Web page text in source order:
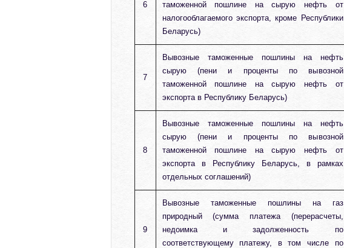
6
таможенной пошлине на сырую нефть от
налогооблагаемого экспорта, кроме Республики
Беларусь)
7
Вывозные таможенные пошлины на нефть
сырую (пени и проценты по вывозной
таможенной пошлине на сырую нефть от
экспорта в Республику Беларусь)
8
Вывозные таможенные пошлины на нефть
сырую (пени и проценты по вывозной
таможенной пошлине на сырую нефть от
экспорта в Республику Беларусь, в рамках
отдельных соглашений)
9
Вывозные таможенные пошлины на газ
природный (сумма платежа (перерасчеты,
недоимка и задолженность по
соответствующему платежу, в том числе по